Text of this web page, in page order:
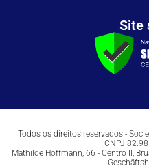
Site
Todos os direitos reservados -
CNPJ
Mathilde Hoffmann, 66 - Centro II,